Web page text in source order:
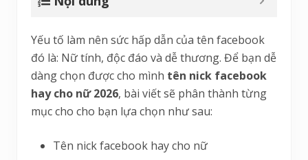
Yếu tố làm nên sức hấp dẫn của tên facebook
đó là: Nữ tính, độc đáo và dễ thương. Để bạn dễ
dàng chọn được cho mình tên nick facebook
hay cho nữ 2026, bài viết sẽ phân thành từng
mục cho cho bạn lựa chọn như sau:
Tên nick facebook hay cho nữ